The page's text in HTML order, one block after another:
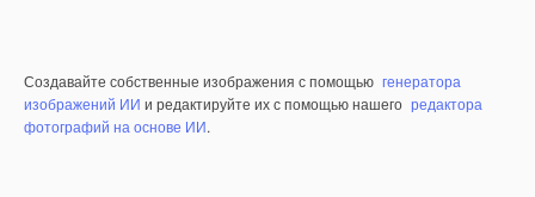
Создавайте собственные изображения с помощью генератора
изображений ИИ и редактируйте их с помощью нашего редактора
фотографий на основе ИИ.